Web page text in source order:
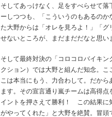
そしてあっけなく、足をすべらせて
ーしつつも、「こういうのもあるの
た大野からは「オレを見ろよ！」「
せないところが、まだまだだなと思い
そして最終対決の「コロコロバイキ
クション）では大野と組んだ知念。
こは本当にもう、力合わして。だか
ます。その宣言通り嵐チームは高得
イントを押さえて勝利！ この結果に
がやってくれた」と大野を絶賛。冒